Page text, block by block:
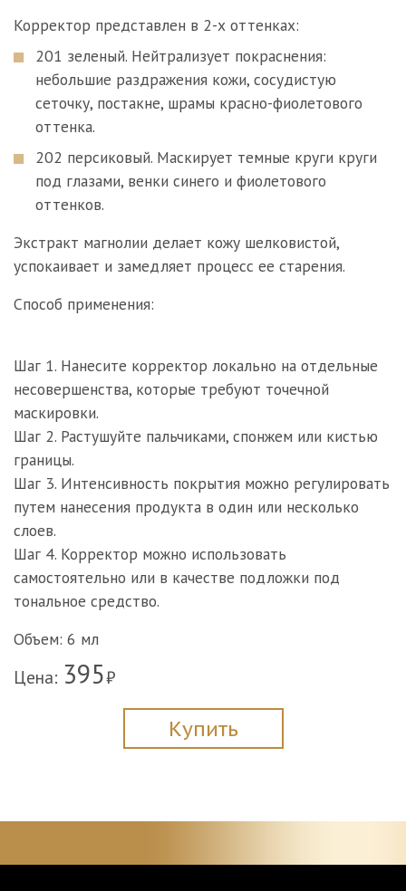
Корректор представлен в 2-х оттенках:
201 зеленый. Нейтрализует покраснения:
небольшие раздражения кожи, сосудистую
сеточку, постакне, шрамы красно-фиолетового
оттенка.
202 персиковый. Маскирует темные круги круги
под глазами, венки синего и фиолетового
оттенков.
Экстракт магнолии делает кожу шелковистой,
успокаивает и замедляет процесс ее старения.
Способ применения:
Шаг 1. Нанесите корректор локально на отдельные
несовершенства, которые требуют точечной
маскировки.
Шаг 2. Растушуйте пальчиками, спонжем или кистью
границы.
Шаг 3. Интенсивность покрытия можно регулировать
путем нанесения продукта в один или несколько
слоев.
Шаг 4. Корректор можно использовать
самостоятельно или в качестве подложки под
тональное средство.
Объем: 6 мл
Цена: 395₽
Купить